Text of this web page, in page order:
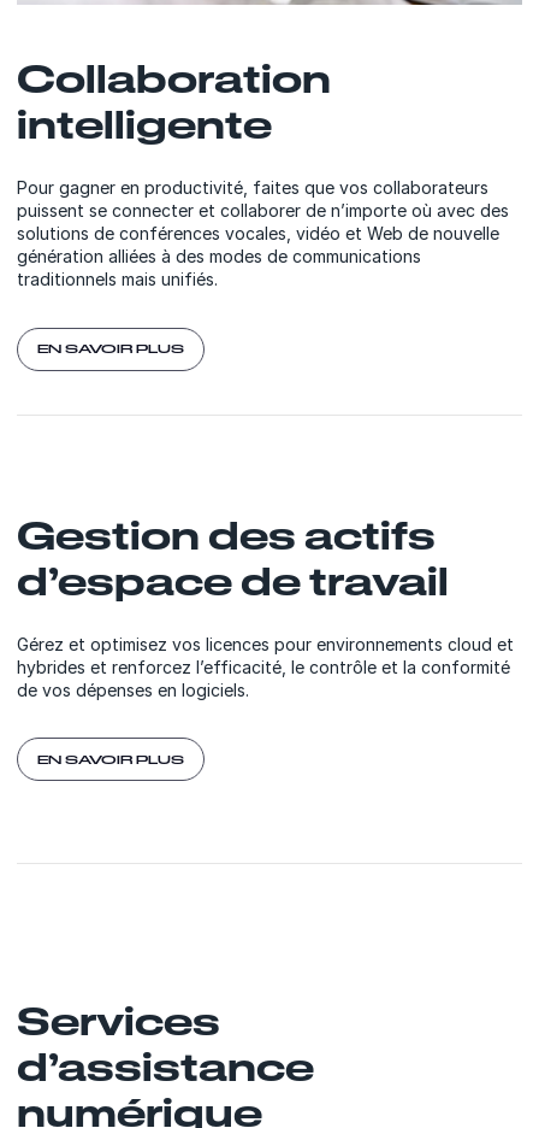
Collaboration
intelligente
Pour gagner en productivité, faites que vos collaborateurs
puissent se connecter et collaborer de n’importe où avec des
solutions de conférences vocales, vidéo et Web de nouvelle
génération alliées à des modes de communications
traditionnels mais unifiés.
EN SAVOIR PLUS
Gestion des actifs
d’espace de travail
Gérez et optimisez vos licences pour environnements cloud et
hybrides et renforcez l’efficacité, le contrôle et la conformité
de vos dépenses en logiciels.
EN SAVOIR PLUS
Services
d’assistance
numérique